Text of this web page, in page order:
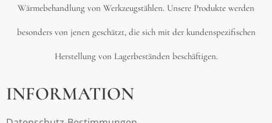
Wärmebehandlung von Werkzeugstählen. Unsere Produkte werden
besonders von jenen geschätzt, die sich mit der kundenspezifischen
Herstellung von Lagerbeständen beschäftigen.
INFORMATION